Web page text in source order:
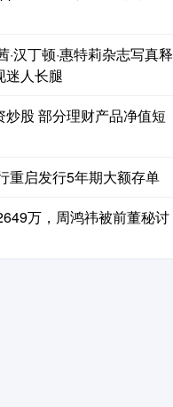
·汉丁顿·惠特莉杂志写真释
迷人长腿
股 ​部分理财产品净值短
重启发行5年期大额存单
万，周鸿祎被前董秘讨